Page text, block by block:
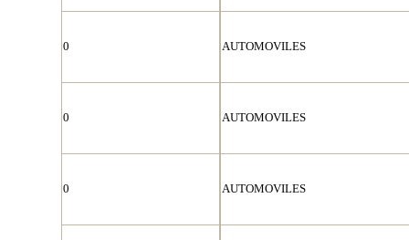
0 AUTOMOVILES
0 AUTOMOVILES
0 AUTOMOVILES